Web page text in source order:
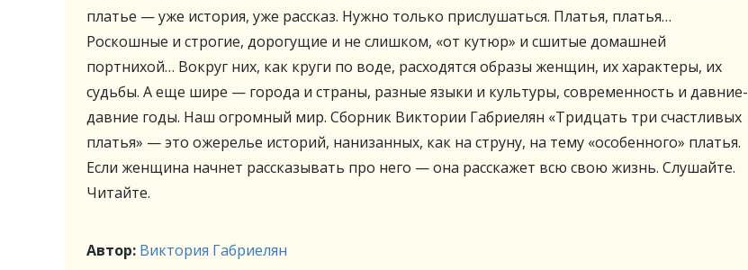
платье — уже история, уже рассказ. Нужно только прислушаться. Платья, платья…
Роскошные и строгие, дорогущие и не слишком, «от кутюр» и сшитые домашней
портнихой… Вокруг них, как круги по воде, расходятся образы женщин, их характеры, их
судьбы. А еще шире — города и страны, разные языки и культуры, современность и давние-
давние годы. Наш огромный мир. Сборник Виктории Габриелян «Тридцать три счастливых
платья» — это ожерелье историй, нанизанных, как на струну, на тему «особенного» платья.
Если женщина начнет рассказывать про него — она расскажет всю свою жизнь. Слушайте.
Читайте.
Автор: Виктория Габриелян